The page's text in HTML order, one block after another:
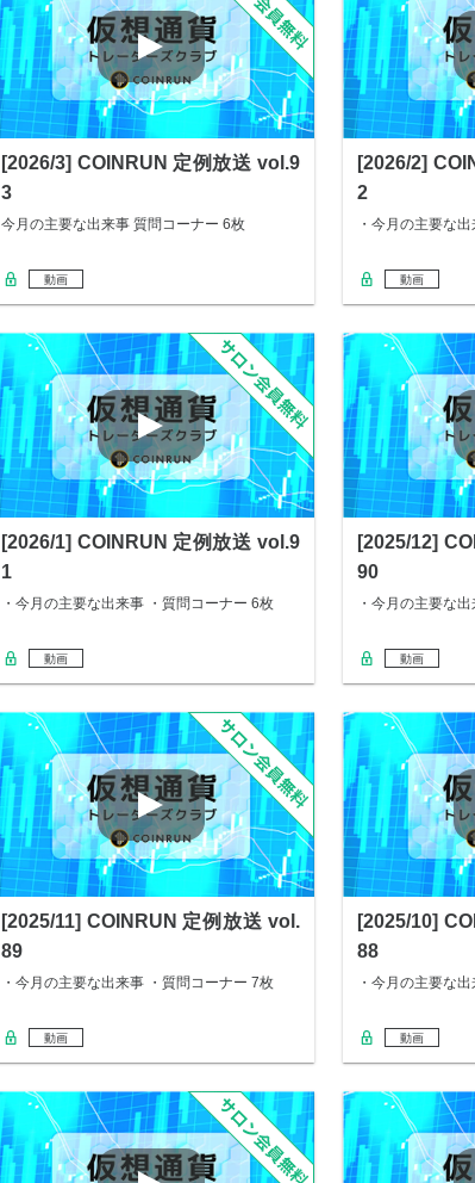
[2026/3] COINRUN 定例放送 vol.9
3
今月の主要な出来事 質問コーナー 6枚
動画
[2026/2]
2
・今月の主要な
動画
[2026/1] COINRUN 定例放送 vol.9
1
・今月の主要な出来事 ・質問コーナー 6枚
動画
[2025/12]
90
・今月の主要な
動画
[2025/11] COINRUN 定例放送 vol.
89
・今月の主要な出来事 ・質問コーナー 7枚
動画
[2025/10]
88
・今月の主要な
動画